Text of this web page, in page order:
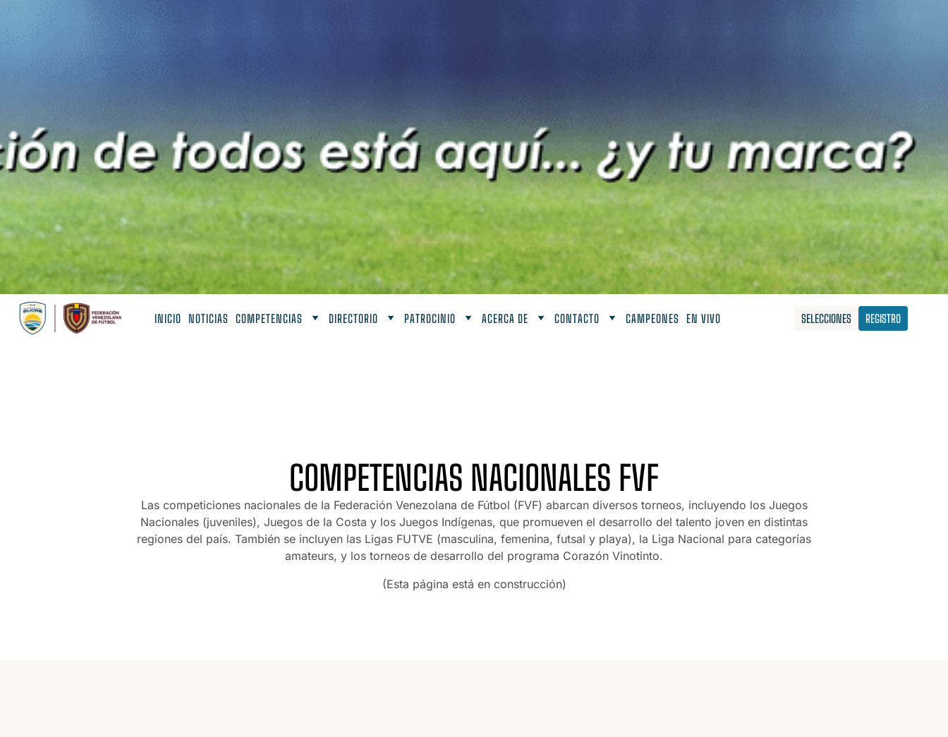
INICIO NOTICIAS COMPETENCIAS DIRECTORIO PATROCINIO ACERCA DE CONTACTO CAMPEONES EN VIVO SELECCIONES REGISTRO
COMPETENCIAS NACIONALES FVF
Las competiciones nacionales de la Federación Venezolana de Fútbol (FVF) abarcan diversos torneos, incluyendo los Juegos
Nacionales (juveniles), Juegos de la Costa y los Juegos Indígenas, que promueven el desarrollo del talento joven en distintas
regiones del país. También se incluyen las Ligas FUTVE (masculina, femenina, futsal y playa), la Liga Nacional para categorías
amateurs, y los torneos de desarrollo del programa Corazón Vinotinto.
(Esta página está en construcción)